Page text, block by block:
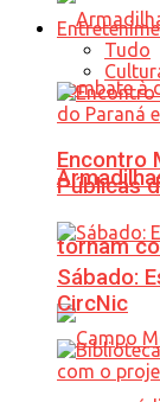
tornam
Tudo
Encontro
Públicas
Sábado:
CircNic